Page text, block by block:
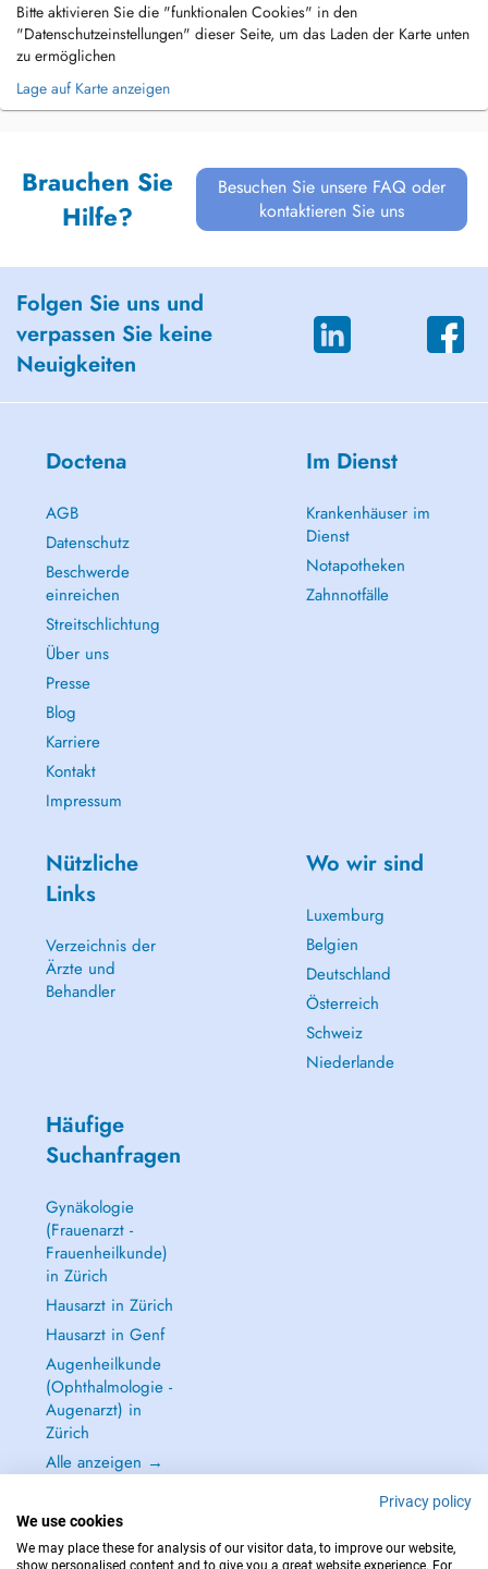
Bitte aktivieren Sie die "funktionalen Cookies" in den
"Datenschutzeinstellungen" dieser Seite, um das Laden der Karte unten
zu ermöglichen
Lage auf Karte anzeigen
Brauchen Sie
Hilfe?
Besuchen Sie unsere FAQ oder
kontaktieren Sie uns
Folgen Sie uns und
verpassen Sie keine
Neuigkeiten
Doctena
AGB
Datenschutz
Beschwerde
einreichen
Streitschlichtung
Über uns
Presse
Blog
Karriere
Kontakt
Impressum
Im Dienst
Krankenhäuser im
Dienst
Notapotheken
Zahnnotfälle
Nützliche
Links
Verzeichnis der
Ärzte und
Behandler
Wo wir sind
Luxemburg
Belgien
Deutschland
Österreich
Schweiz
Niederlande
Häufige
Suchanfragen
Gynäkologie
(Frauenarzt -
Frauenheilkunde)
in Zürich
Hausarzt in Zürich
Hausarzt in Genf
Augenheilkunde
(Ophthalmologie -
Augenarzt) in
Zürich
Alle anzeigen →
Privacy policy
We use cookies
We may place these for analysis of our visitor data, to improve our website,
show personalised content and to give you a great website experience. For